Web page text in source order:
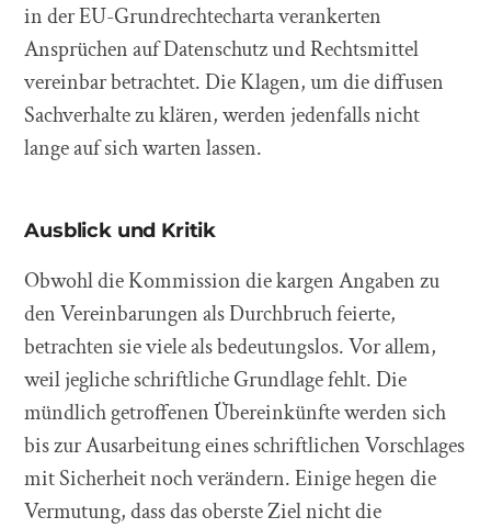
in der EU-Grundrechtecharta verankerten
Ansprüchen auf Datenschutz und Rechtsmittel
vereinbar betrachtet. Die Klagen, um die diffusen
Sachverhalte zu klären, werden jedenfalls nicht
lange auf sich warten lassen.
Ausblick und Kritik
Obwohl die Kommission die kargen Angaben zu
den Vereinbarungen als Durchbruch feierte,
betrachten sie viele als bedeutungslos. Vor allem,
weil jegliche schriftliche Grundlage fehlt. Die
mündlich getroffenen Übereinkünfte werden sich
bis zur Ausarbeitung eines schriftlichen Vorschlages
mit Sicherheit noch verändern. Einige hegen die
Vermutung, dass das oberste Ziel nicht die